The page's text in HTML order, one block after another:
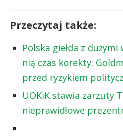
Przeczytaj także:
Polska giełda z
nią czas korekty.
przed ryzykiem
UOKiK stawia zarzuty
nieprawidłowe